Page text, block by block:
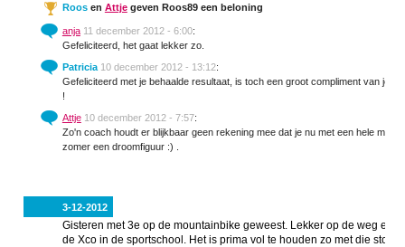
Roosen Attjegeven Roos89 een beloning
anja 11 december 2012 - 6:00:
Gefeliciteerd, het gaat lekker zo.
Patricia 10 december 2012 - 13:12:
Gefeliciteerd met je behaalde resultaat, is toch een groot compliment van je
!
Attje 10 december 2012 - 7:57:
Zo'n coach houdt er blijkbaar geen rekening mee dat je nu met een hele
zomer een droomfiguur :) .
3-12-2012
Gisteren met 3e op de mountainbike geweest. Lekker op de weg en
de Xco in de sportschool. Het is prima vol te houden zo met die stok